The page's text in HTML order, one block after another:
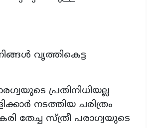
വൃത്തികെട്ട
പ്രതിനിധിയല്ല
നടത്തിയ ചരിത്രം
തേച്ച സ്ത്രീ പരാഗ്വയുടെ